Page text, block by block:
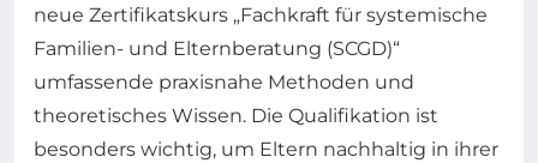
neue Zertifikatskurs „Fachkraft für systemische
Familien- und Elternberatung (SCGD)“
umfassende praxisnahe Methoden und
theoretisches Wissen. Die Qualifikation ist
besonders wichtig, um Eltern nachhaltig in ihrer